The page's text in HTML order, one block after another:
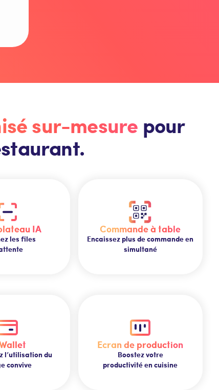
sur-mesure pour
IA
les files
Commande à table
Encaissez plus de commande en
simultané
l’utilisation du
convive
Ecran de production
Boostez votre
productivité en cuisine